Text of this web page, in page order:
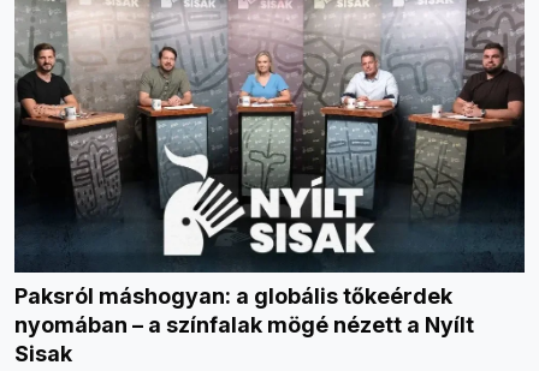
Paksról máshogyan: a globális tőkeérdek
nyomában – a színfalak mögé nézett a Nyílt
Sisak